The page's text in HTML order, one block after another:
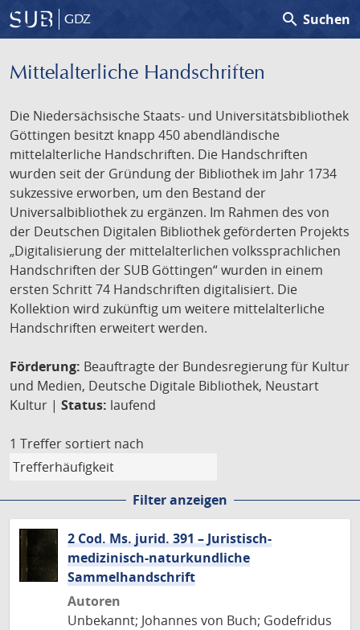
GDZ search Suchen
Mittelalterliche Handschriften
Die Niedersächsische Staats- und Universitätsbibliothek
Göttingen besitzt knapp 450 abendländische
mittelalterliche Handschriften. Die Handschriften
wurden seit der Gründung der Bibliothek im Jahr 1734
sukzessive erworben, um den Bestand der
Universalbibliothek zu ergänzen. Im Rahmen des von
der Deutschen Digitalen Bibliothek geförderten Projekts
„Digitalisierung der mittelalterlichen volkssprachlichen
Handschriften der SUB Göttingen“ wurden in einem
ersten Schritt 74 Handschriften digitalisiert. Die
Kollektion wird zukünftig um weitere mittelalterliche
Handschriften erweitert werden.
Förderung: Beauftragte der Bundesregierung für Kultur
und Medien, Deutsche Digitale Bibliothek, Neustart
Kultur | Status: laufend
1 Treffer sortiert nach
Filter anzeigen
2 Cod. Ms. jurid. 391 – Juristisch-
medizinisch-naturkundliche
Sammelhandschrift
Autoren
Unbekannt; Johannes von Buch; Godefridus